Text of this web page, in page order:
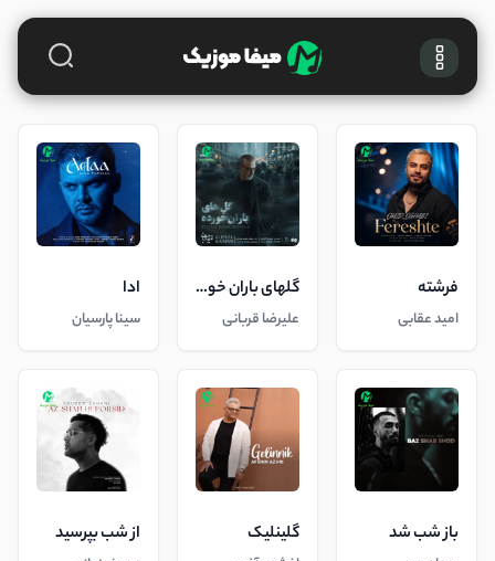
فرشته
امید عقابی
گلهای باران خورده
علیرضا قربانی
ادا
سینا پارسیان
باز شب شد گلینلیک از شب بپرسید